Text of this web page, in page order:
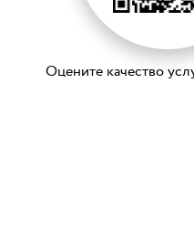
Оцените качество